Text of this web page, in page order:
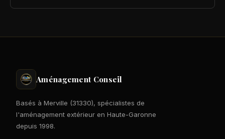
Aménagement Conseil
Basés à Merville (31330), spécialistes de
l'aménagement extérieur en Haute-Garonne
depuis 1998.